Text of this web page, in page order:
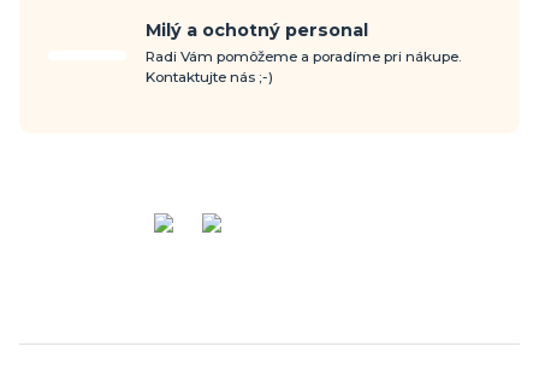
Milý a ochotný personal
Radi Vám pomôžeme a poradíme pri nákupe.
Kontaktujte nás ;-)